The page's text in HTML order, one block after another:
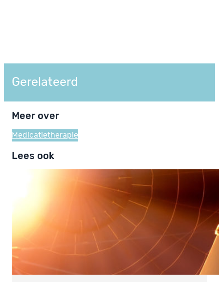
Gerelateerd
Meer over
Medicatietherapie
Lees ook